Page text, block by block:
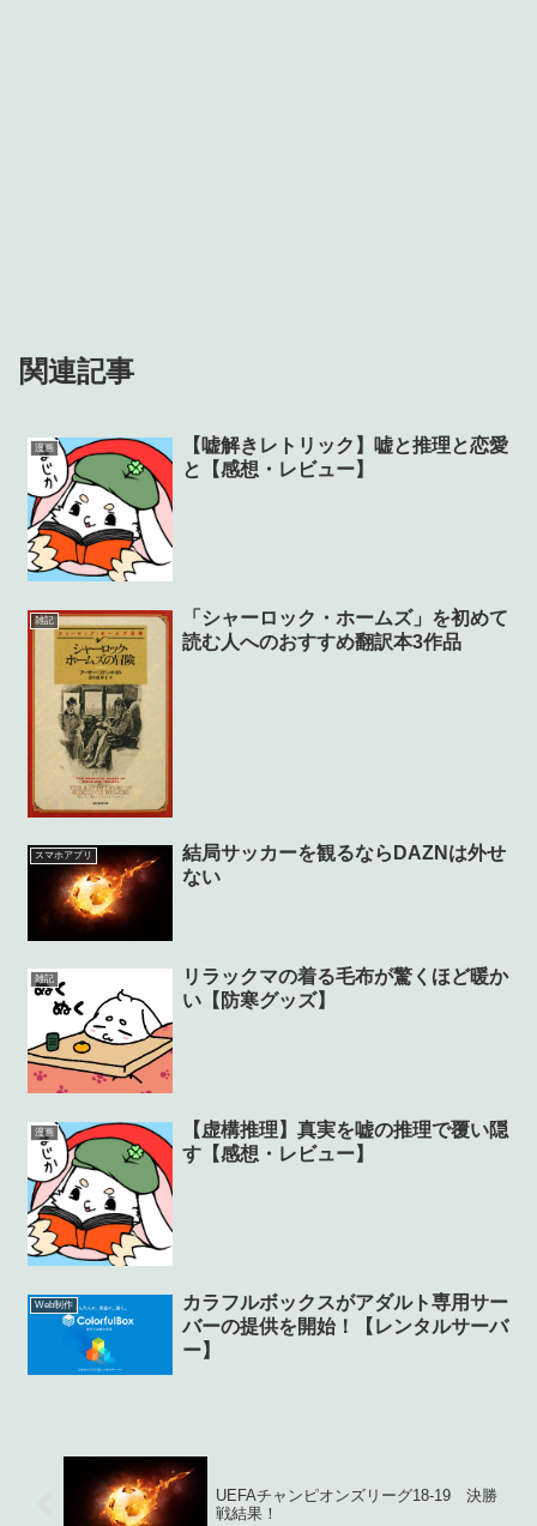
関連記事
漫画
【嘘解きレトリック】嘘と推理と恋愛
と【感想・レビュー】
雑記
「シャーロック・ホームズ」を初めて
読む人へのおすすめ翻訳本3作品
スマホアプリ
結局サッカーを観るならDAZNは外せ
ない
雑記
リラックマの着る毛布が驚くほど暖か
い【防寒グッズ】
漫画
【虚構推理】真実を嘘の推理で覆い隠
す【感想・レビュー】
Web制作
カラフルボックスがアダルト専用サー
バーの提供を開始！【レンタルサーバ
ー】
UEFAチャンピオンズリーグ18-19 決勝
戦結果！